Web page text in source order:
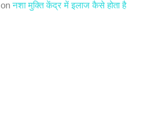
onनशा मुक्ति केंद्र में इलाज कैसे होता है